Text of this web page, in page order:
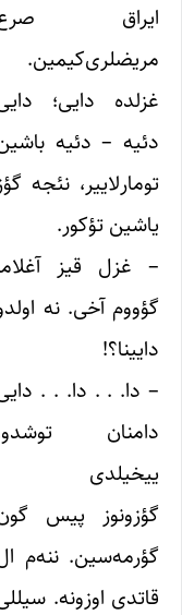
‌ایراق
مریضلری‌کیمین.
غزلده دایی؛
دئیه – دئیه
تومارلاییر، نئجه
یاشین تؤکور.
– غزل قیز
گؤووم آخی. نه
دایینا؟!
– دا. . ‌‌. دا. . .
دامنان
ییخیلدی
گؤزونوز پیس
گؤرمه‌سین. ننه‌م
قاتدی اوزونه.